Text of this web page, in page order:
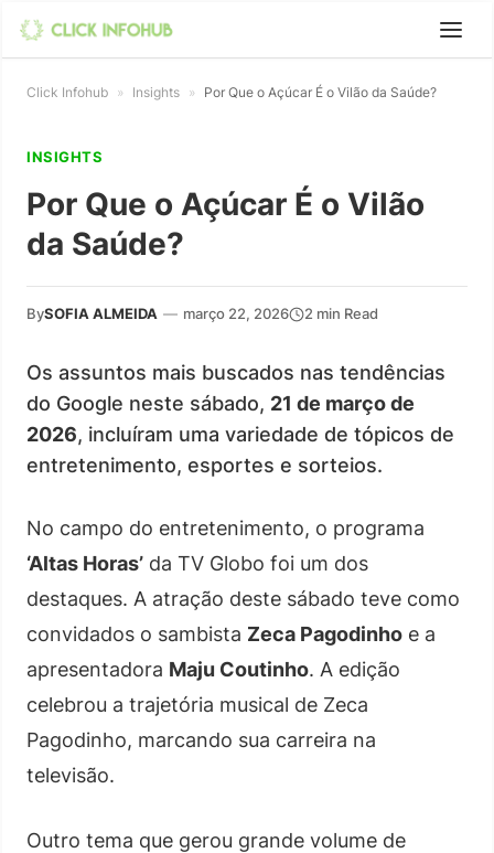
Click Infohub » Insights » Por Que o Açúcar É o Vilão da Saúde?
INSIGHTS
Por Que o Açúcar É o Vilão
da Saúde?
BySOFIA ALMEIDA — março 22, 2026 2 min Read
Os assuntos mais buscados nas tendências
do Google neste sábado, 21 de março de
2026, incluíram uma variedade de tópicos de
entretenimento, esportes e sorteios.
No campo do entretenimento, o programa
‘Altas Horas’ da TV Globo foi um dos
destaques. A atração deste sábado teve como
convidados o sambista Zeca Pagodinho e a
apresentadora Maju Coutinho. A edição
celebrou a trajetória musical de Zeca
Pagodinho, marcando sua carreira na
televisão.
Outro tema que gerou grande volume de